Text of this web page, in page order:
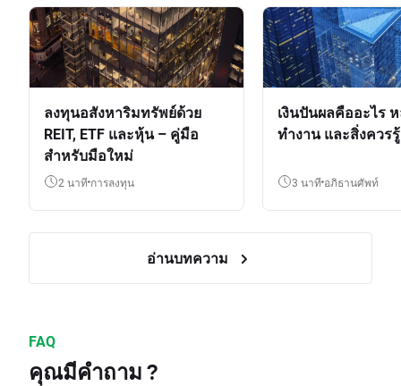
ลงทุนอสังหาริมทรัพย์ด้วย
REIT, ETF และหุ้น – คู่มือ
สำหรับมือใหม่
2 นาที การลงทุน
เงินปันผลคืออะไร
ทำงาน และสิ่งควรรู้
3 นาที อภิธานศัพท์
อ่านบทความ
FAQ
คุณมีคำถาม ?